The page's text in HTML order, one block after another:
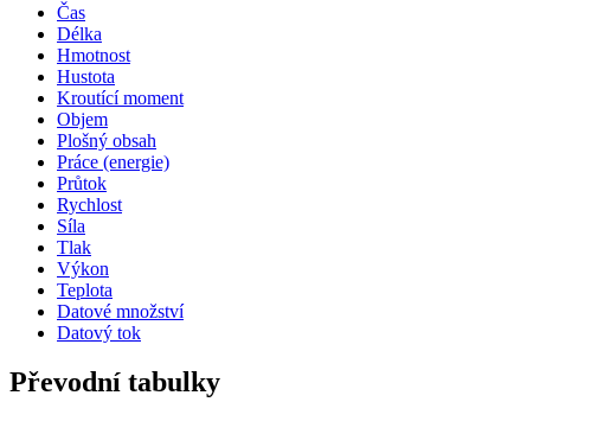
Čas
Délka
Hmotnost
Hustota
Kroutící moment
Objem
Plošný obsah
Práce (energie)
Průtok
Rychlost
Síla
Tlak
Výkon
Teplota
Datové množství
Datový tok
Převodní tabulky